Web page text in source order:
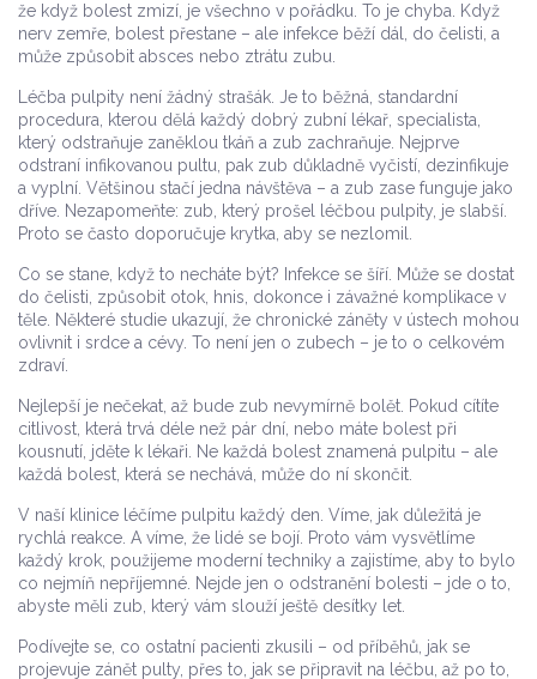
že když bolest zmizí, je všechno v pořádku. To je chyba. Když
nerv zemře, bolest přestane – ale infekce běží dál, do čelisti, a
může způsobit absces nebo ztrátu zubu.
Léčba pulpity není žádný strašák. Je to běžná, standardní
procedura, kterou dělá každý dobrý zubní lékař specialista,
který odstraňuje zaněklou tkáň a zub zachraňuje . Nejprve
odstraní infikovanou pultu, pak zub důkladně vyčistí, dezinfikuje
a vyplní. Většinou stačí jedna návštěva – a zub zase funguje jako
dříve. Nezapomeňte: zub, který prošel léčbou pulpity, je slabší.
Proto se často doporučuje krytka, aby se nezlomil.
Co se stane, když to necháte být? Infekce se šíří. Může se dostat
do čelisti, způsobit otok, hnis, dokonce i závažné komplikace v
těle. Některé studie ukazují, že chronické záněty v ústech mohou
ovlivnit i srdce a cévy. To není jen o zubech – je to o celkovém
zdraví.
Nejlepší je nečekat, až bude zub nevymírně bolět. Pokud cítíte
citlivost, která trvá déle než pár dní, nebo máte bolest při
kousnutí, jděte k lékaři. Ne každá bolest znamená pulpitu – ale
každá bolest, která se nechává, může do ní skončit.
V naší klinice léčíme pulpitu každý den. Víme, jak důležitá je
rychlá reakce. A víme, že lidé se bojí. Proto vám vysvětlíme
každý krok, použijeme moderní techniky a zajistíme, aby to bylo
co nejmíň nepříjemné. Nejde jen o odstranění bolesti – jde o to,
abyste měli zub, který vám slouží ještě desítky let.
Podívejte se, co ostatní pacienti zkusili – od příběhů, jak se
projevuje zánět pulty, přes to, jak se připravit na léčbu, až po to,